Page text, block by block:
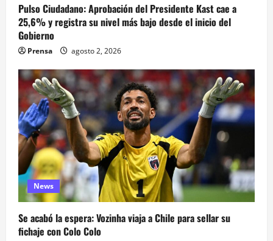
Pulso Ciudadano: Aprobación del Presidente Kast cae a
25,6% y registra su nivel más bajo desde el inicio del
Gobierno
Prensa agosto 2, 2026
News
Se acabó la espera: Vozinha viaja a Chile para sellar su
fichaje con Colo Colo